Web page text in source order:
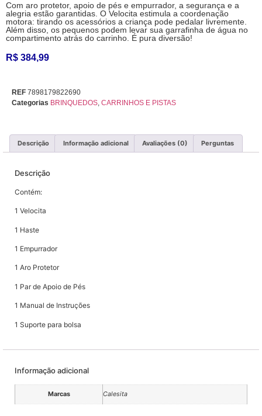
Com aro protetor, apoio de pés e empurrador, a segurança e a
alegria estão garantidas. O Velocita estimula a coordenação
motora: tirando os acessórios a criança pode pedalar livremente.
Além disso, os pequenos podem levar sua garrafinha de água no
compartimento atrás do carrinho. É pura diversão!
R$ 384,99
REF 7898179822690
Categorias BRINQUEDOS, CARRINHOS E PISTAS
Descrição Informação adicional Avaliações (0) Perguntas
Descrição
Contém:
1 Velocita
1 Haste
1 Empurrador
1 Aro Protetor
1 Par de Apoio de Pés
1 Manual de Instruções
1 Suporte para bolsa
Informação adicional
Marcas Calesita